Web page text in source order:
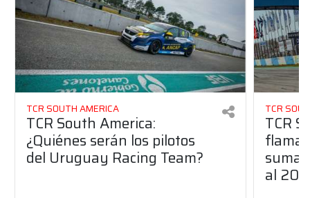
TCR SOUTH AMERICA
TCR South America:
¿Quiénes serán los pilotos
del Uruguay Racing Team?
TCR
TCR
suma
al